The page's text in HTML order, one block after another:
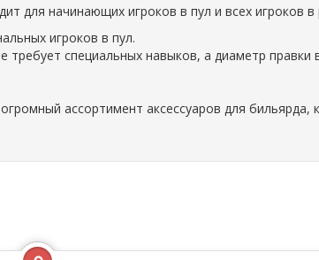
для начинающих игроков в пул и всех игроков в
игроков в пул.
требует специальных навыков, а диаметр правки
ассортимент аксессуаров для